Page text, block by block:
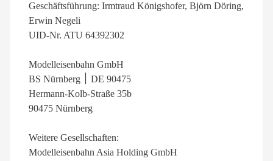
Geschäftsführung: Irmtraud Königshofer, Björn Döring,
Erwin Negeli
UID-Nr. ATU 64392302
Modelleisenbahn GmbH
BS Nürnberg ׀ DE 90475
Hermann-Kolb-Straße 35b
90475 Nürnberg
Weitere Gesellschaften:
Modelleisenbahn Asia Holding GmbH